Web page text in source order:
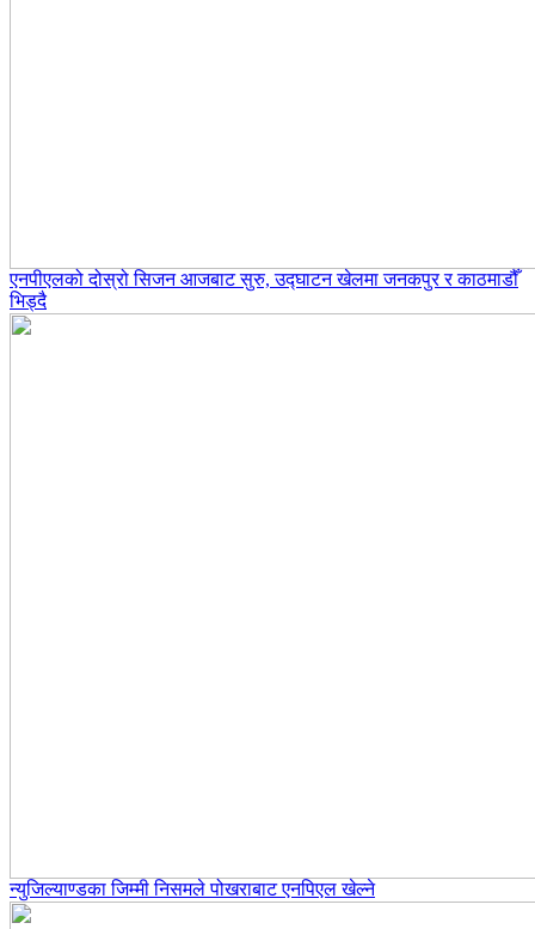
एनपीएलको दोस्रो सिजन आजबाट सुरु, उद्घाटन खेलमा जनकपुर र काठमाडौँ
भिड्दै
न्युजिल्याण्डका जिम्मी निसमले पोखराबाट एनपिएल खेल्ने